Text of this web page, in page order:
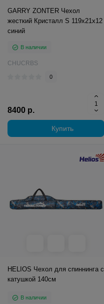
GARRY ZONTER Чехол
жесткий Кристалл S 119x21x12
синий
В наличии
CHUCRBS
0
8400 р.
Купить
HELIOS Чехол для спиннинга с
катушкой 140см
В наличии